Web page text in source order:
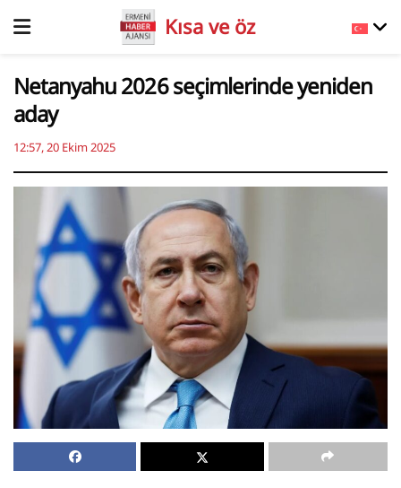
Kısa ve öz
Netanyahu 2026 seçimlerinde yeniden
aday
12:57, 20 Ekim 2025